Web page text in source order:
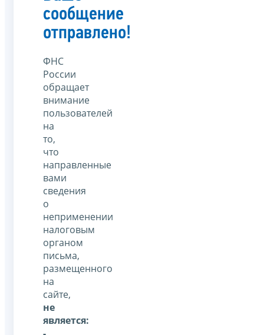
сообщение
отправлено!
ФНС
России
обращает
внимание
пользователей
на
то,
что
направленные
вами
сведения
о
неприменении
налоговым
органом
письма,
размещенного
на
сайте,
не
является: